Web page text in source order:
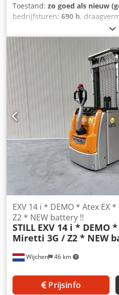
Toestand: zo goed als nieuw
bedrijfsturen: 690 h,
bouwhoogte:1.920 mm,
14 i * EX * Miretti 3G / Zone 2
Usfx Agyef ID:26071.9344
height:1920 mm Lifting
Init.:Yes Year:2018 Hours:690
NEW * 24v / ... ah * Bj 2026
Systeem / Certificate = AR 16
Tempklasse = T3 Gc Type = Cat
)Uitgevoerd met ; -
stapelaar met Full Free Lift (
!!complete LIKE NEW !!!
Wijchen 46 km
EXV 14 i * DEMO * Atex EX
Z2 * NEW battery !!
STILL EXV 14 i * DEMO
Miretti 3G / Z2 * NEW
Prijsinfo